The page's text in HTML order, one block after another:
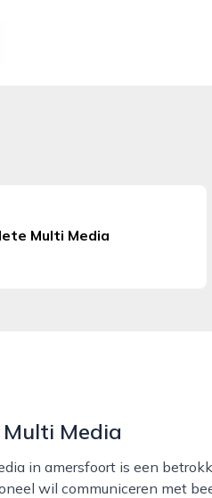
Multi Media
Multi Media
wil communiceren met